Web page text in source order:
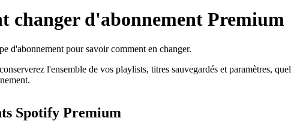
changer d'abonnement Premium
d'abonnement pour savoir comment en changer.
l'ensemble de vos playlists, titres sauvegardés et paramètres, quel
Spotify Premium